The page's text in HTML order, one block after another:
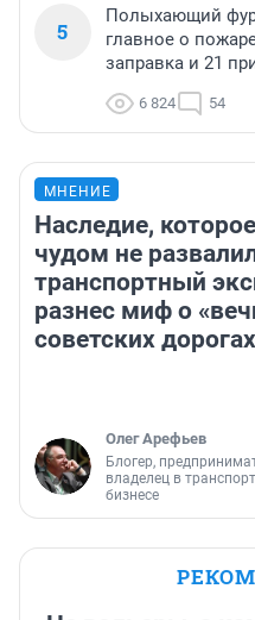
5
Полыхающий
главное о
заправка и 21
6 824 54
МНЕНИЕ
Наследие, которое
чудом не
транспортный
разнес миф о
советских дорогах
Олег Арефьев
Блогер,
владелец в
бизнесе